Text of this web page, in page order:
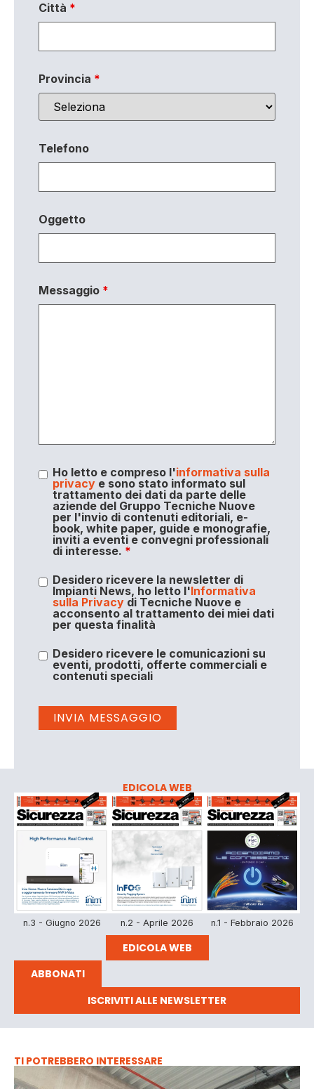
Città *
Provincia *
Telefono
Oggetto
Messaggio *
Ho letto e compreso l'informativa sulla
privacye sono stato informato sul
trattamento dei dati da parte delle
aziende del Gruppo Tecniche Nuove
per l'invio di contenuti editoriali, e-
book, white paper, guide e monografie,
inviti a eventi e convegni professionali
di interesse. *
Desidero ricevere la newsletter di
Impianti News, ho letto l'Informativa
sulla Privacydi Tecniche Nuove e
acconsento al trattamento dei miei dati
per questa finalità
Desidero ricevere le comunicazioni su
eventi, prodotti, offerte commerciali e
contenuti speciali
EDICOLA WEB
n.3 - Giugno 2026 n.2 - Aprile 2026 n.1 - Febbraio 2026
EDICOLA WEB
ABBONATI
ISCRIVITI ALLE NEWSLETTER
TI POTREBBERO INTERESSARE